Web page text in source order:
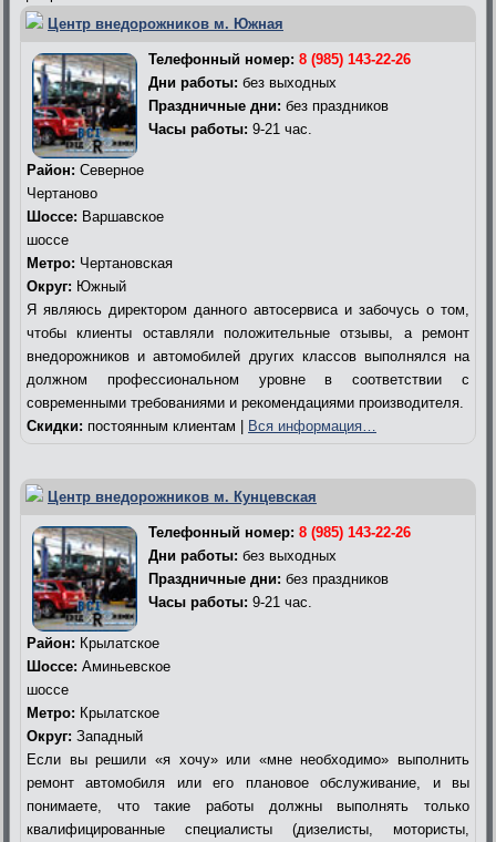
Центр внедорожников м. Южная
Телефонный номер: 8 (985) 143-22-26
Дни работы: без выходных
Праздничные дни: без праздников
Часы работы: 9-21 час.
Район: Северное
Чертаново
Шоссе: Варшавское
шоссе
Метро: Чертановская
Округ: Южный
Я являюсь директором данного автосервиса и забочусь о том,
чтобы клиенты оставляли положительные отзывы, а ремонт
внедорожников и автомобилей других классов выполнялся на
должном профессиональном уровне в соответствии с
современными требованиями и рекомендациями производителя.
Скидки: постоянным клиентам | Вся информация…
Центр внедорожников м. Кунцевская
Телефонный номер: 8 (985) 143-22-26
Дни работы: без выходных
Праздничные дни: без праздников
Часы работы: 9-21 час.
Район: Крылатское
Шоссе: Аминьевское
шоссе
Метро: Крылатское
Округ: Западный
Если вы решили «я хочу» или «мне необходимо» выполнить
ремонт автомобиля или его плановое обслуживание, и вы
понимаете, что такие работы должны выполнять только
квалифицированные специалисты (дизелисты, мотористы,